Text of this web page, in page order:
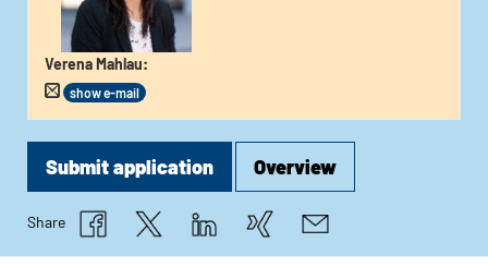
Verena Mahlau:
show e-mail
Submit application Overview
Share